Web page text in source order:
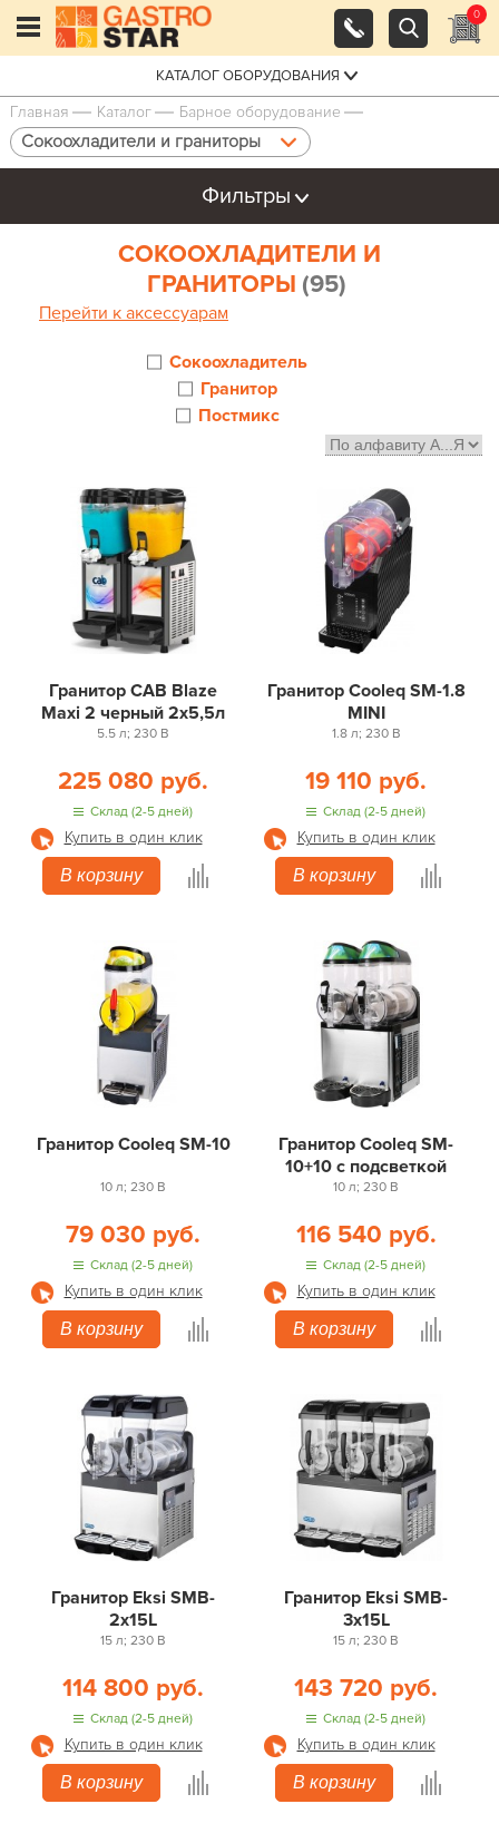
0
КАТАЛОГ ОБОРУДОВАНИЯ
Главная Каталог Барное оборудование
Сокоохладители и граниторы
Фильтры
СОКООХЛАДИТЕЛИ И
ГРАНИТОРЫ (95)
Перейти к аксессуарам
Сокоохладитель
Гранитор
Постмикс
Гранитор CAB Blaze
Maxi 2 черный 2х5,5л
5.5 л; 230 В
225 080 руб.
Склад (2-5 дней)
Купить в один клик
В корзину
Гранитор Cooleq SM-1.8
MINI
1.8 л; 230 В
19 110 руб.
Склад (2-5 дней)
Купить в один клик
В корзину
Гранитор Cooleq SM-10
10 л; 230 В
79 030 руб.
Склад (2-5 дней)
Купить в один клик
В корзину
Гранитор Cooleq SM-
10+10 с подсветкой
10 л; 230 В
116 540 руб.
Склад (2-5 дней)
Купить в один клик
В корзину
Гранитор Eksi SMB-
2x15L
15 л; 230 В
114 800 руб.
Склад (2-5 дней)
Купить в один клик
В корзину
Гранитор Eksi SMB-
3x15L
15 л; 230 В
143 720 руб.
Склад (2-5 дней)
Купить в один клик
В корзину